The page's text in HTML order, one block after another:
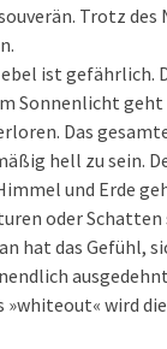
Trotz des
ist gefährlich.
Sonnenlicht
Das
hell zu sein.
und Erde
oder
hat das Gefühl,
»whiteout« wird